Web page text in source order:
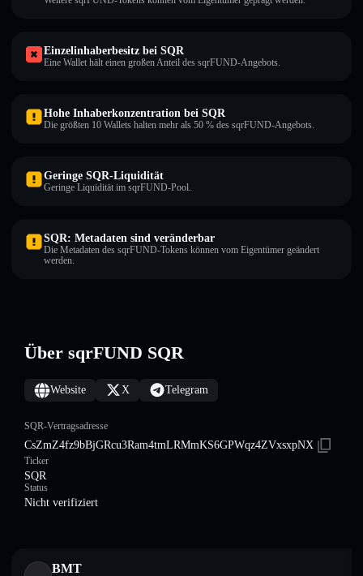
Einzelinhaberbesitz bei SQR
Eine Wallet hält einen großen Anteil des sqrFUND-Angebots.
Hohe Inhaberkonzentration bei SQR
Die größten 10 Wallets halten mehr als 50 % des sqrFUND-Angebots.
Geringe SQR-Liquidität
Geringe Liquidität im sqrFUND-Pool.
SQR: Metadaten sind veränderbar
Die Metadaten des sqrFUND-Tokens können vom Eigentümer geändert
werden.
Über sqrFUND SQR
Website X Telegram
SQR-Vertragsadresse
CsZmZ4fz9bBjGRcu3Ram4tmLRMmKS6GPWqz4ZVxsxpNX
Ticker
SQR
Status
Nicht verifiziert
BMT